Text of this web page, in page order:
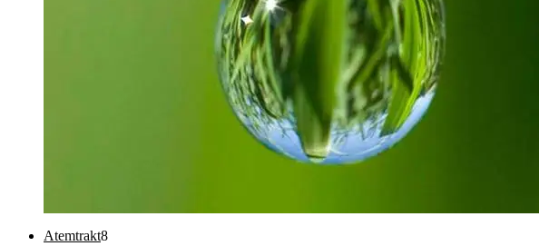
Atemtrakt88